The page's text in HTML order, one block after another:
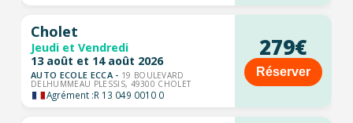
Cholet
Jeudi et Vendredi
13 août et 14 août 2026
AUTO ECOLE ECCA - 19 BOULEVARD
DELHUMMEAU PLESSIS, 49300 CHOLET
Agrément :R 13 049 0010 0
279€
Réserver